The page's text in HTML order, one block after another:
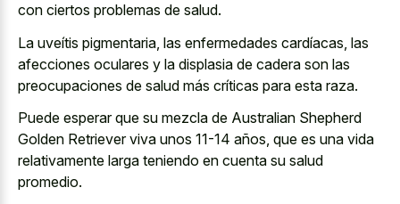
con ciertos problemas de salud.
La uveítis pigmentaria, las enfermedades cardíacas, las
afecciones oculares y la displasia de cadera son las
preocupaciones de salud más críticas para esta raza.
Puede esperar que su mezcla de Australian Shepherd
Golden Retriever viva unos 11-14 años, que es una vida
relativamente larga teniendo en cuenta su salud
promedio.